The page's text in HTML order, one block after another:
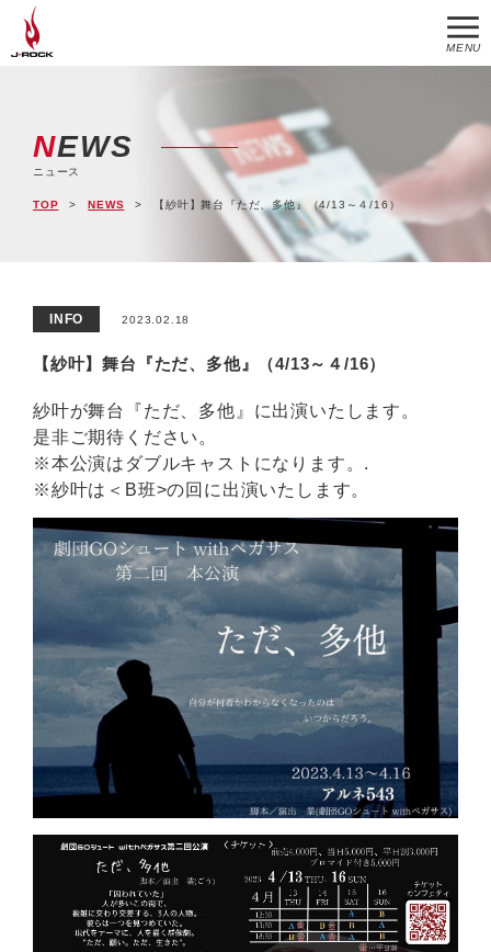
MENU
NEWS
ニュース
TOP NEWS 【紗叶】舞台『ただ、多他』（4/13～４/16）
INFO 2023.02.18
【紗叶】舞台『ただ、多他』（4/13～４/16）
紗叶が舞台『ただ、多他』に出演いたします。
是非ご期待ください。
※本公演はダブルキャストになります。.
※紗叶は＜B班>の回に出演いたします。